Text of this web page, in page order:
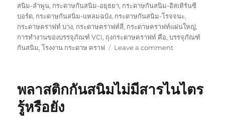
สนิม-ลำพูน, กระดาษกันสนิม-อยุธยา, กระดาษกันสนิม-อิสเทิร์นซี
บอร์ด, กระดาษกันสนิม-แหลมฉบัง, กระดาษกันสนิม-โรจจนะ,
กระดาษคราฟท์ บาง, กระดาษคราฟท์สี, กระดาษคราฟท์แผ่นใหญ่,
การทำงานของบรรจุภัณฑ์ VCI, ถุงกระดาษคราฟท์ คือ,บรรจุภัณฑ์
กันสนิม,โรงงาน กระดาษ คราฟ Leave a commenton
มาตรา
พลาสติกกันสนิมไม่มีสารไนไตร
รู้หรือยัง